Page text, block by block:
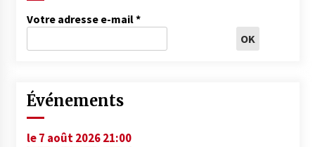
Votre adresse e-mail*
Événements
le 7 août 2026 21:00